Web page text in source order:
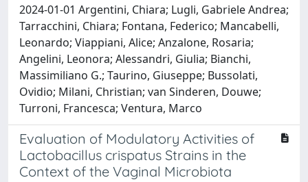
2024-01-01 Argentini, Chiara; Lugli, Gabriele Andrea;
Tarracchini, Chiara; Fontana, Federico; Mancabelli,
Leonardo; Viappiani, Alice; Anzalone, Rosaria;
Angelini, Leonora; Alessandri, Giulia; Bianchi,
Massimiliano G.; Taurino, Giuseppe; Bussolati,
Ovidio; Milani, Christian; van Sinderen, Douwe;
Turroni, Francesca; Ventura, Marco
Evaluation of Modulatory Activities of
Lactobacillus crispatus Strains in the
Context of the Vaginal Microbiota